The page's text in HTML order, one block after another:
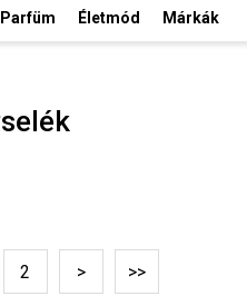
Parfüm Életmód Márkák
2 > >>